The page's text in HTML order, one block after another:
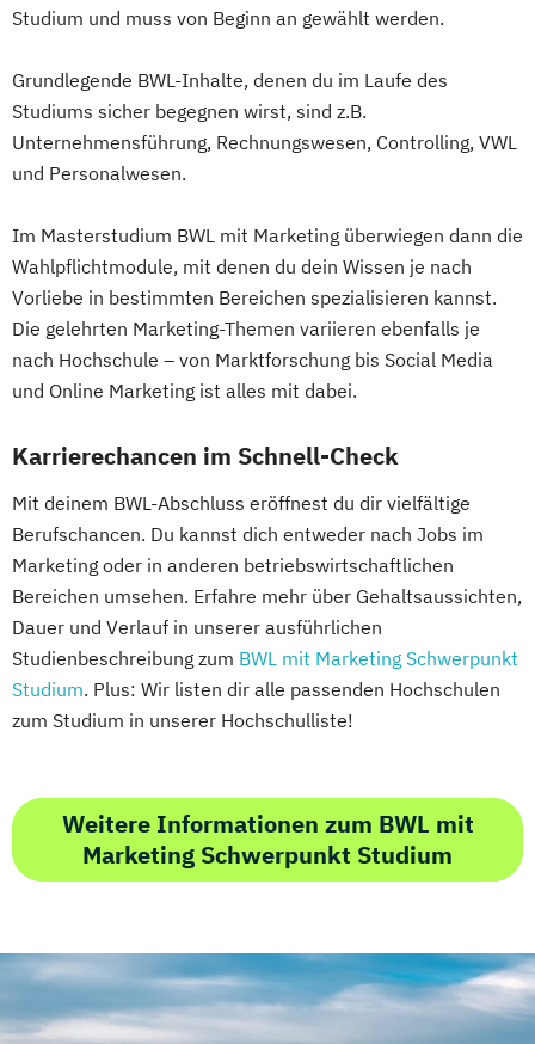
Studium und muss von Beginn an gewählt werden.
Grundlegende BWL-Inhalte, denen du im Laufe des
Studiums sicher begegnen wirst, sind z.B.
Unternehmensführung, Rechnungswesen, Controlling, VWL
und Personalwesen.
Im Masterstudium BWL mit Marketing überwiegen dann die
Wahlpflichtmodule, mit denen du dein Wissen je nach
Vorliebe in bestimmten Bereichen spezialisieren kannst.
Die gelehrten Marketing-Themen variieren ebenfalls je
nach Hochschule – von Marktforschung bis Social Media
und Online Marketing ist alles mit dabei.
Karrierechancen im Schnell-Check
Mit deinem BWL-Abschluss eröffnest du dir vielfältige
Berufschancen. Du kannst dich entweder nach Jobs im
Marketing oder in anderen betriebswirtschaftlichen
Bereichen umsehen. Erfahre mehr über Gehaltsaussichten,
Dauer und Verlauf in unserer ausführlichen
Studienbeschreibung zum BWL mit Marketing Schwerpunkt
Studium. Plus: Wir listen dir alle passenden Hochschulen
zum Studium in unserer Hochschulliste!
Weitere Informationen zum BWL mit
Marketing Schwerpunkt Studium